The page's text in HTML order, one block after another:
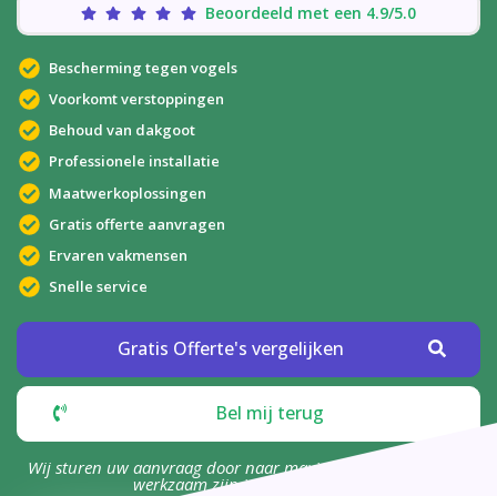
Beoordeeld met een 4.9/5.0
Bescherming tegen vogels
Voorkomt verstoppingen
Behoud van dakgoot
Professionele installatie
Maatwerkoplossingen
Gratis offerte aanvragen
Ervaren vakmensen
Snelle service
Gratis Offerte's vergelijken
Bel mij terug
Wij sturen uw aanvraag door naar maximaal 4 bedrijven die
werkzaam zijn in uw omgeving.